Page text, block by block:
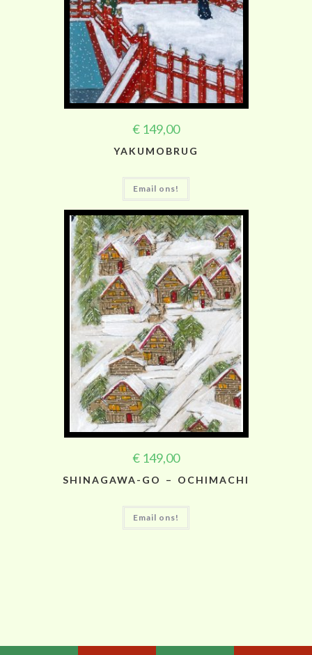
€ 149,00
YAKUMOBRUG
Email ons!
€ 149,00
SHINAGAWA-GO – OCHIMACHI
Email ons!